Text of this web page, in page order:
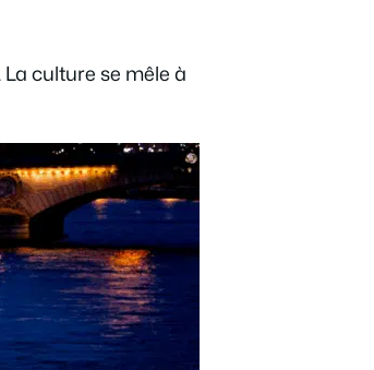
culture se mêle à